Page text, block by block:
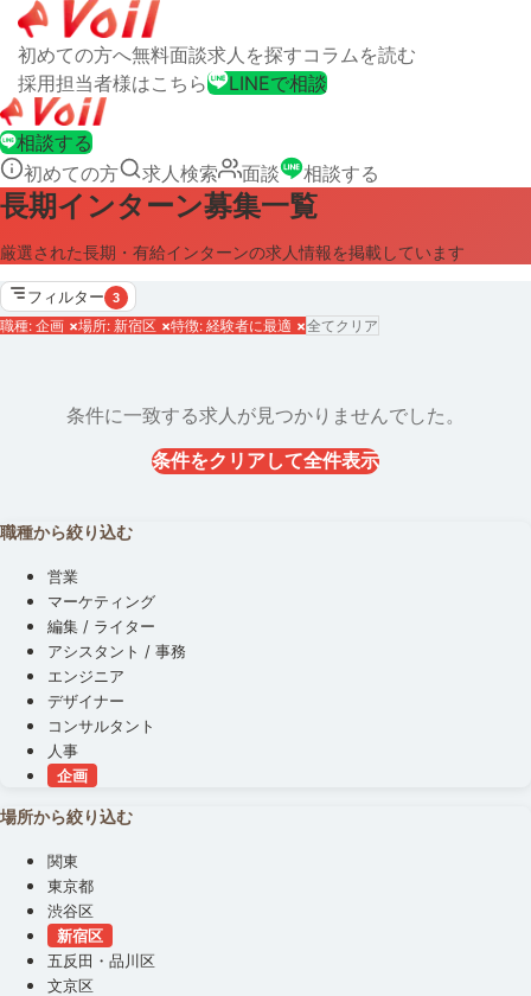
初めての方へ無料面談求人を探すコラムを読む
採用担当者様はこちら
LINEで相談
相談する
初めての方
求人検索 面談 相談する
長期インターン募集一覧
厳選された長期・有給インターンの求人情報を掲載しています
フィルター 3
職種: 企画 ×場所: 新宿区 ×特徴: 経験者に最適 ×全てクリア
条件に一致する求人が見つかりませんでした。
条件をクリアして全件表示
職種から絞り込む
営業
マーケティング
編集 / ライター
アシスタント / 事務
エンジニア
デザイナー
コンサルタント
人事
企画
場所から絞り込む
関東
東京都
渋谷区
新宿区
五反田・品川区
文京区